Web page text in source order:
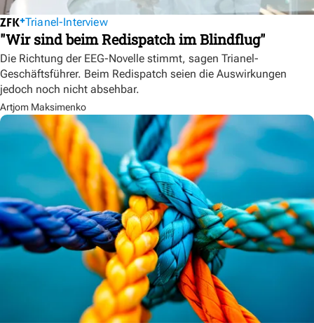
Trianel-Interview
"Wir sind beim Redispatch im Blindflug"
Die Richtung der EEG-Novelle stimmt, sagen Trianel-
Geschäftsführer. Beim Redispatch seien die Auswirkungen
jedoch noch nicht absehbar.
Artjom Maksimenko